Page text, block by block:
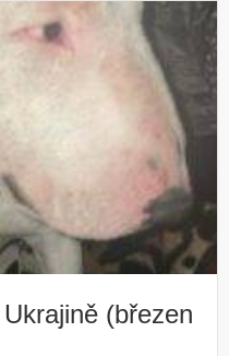
(březen